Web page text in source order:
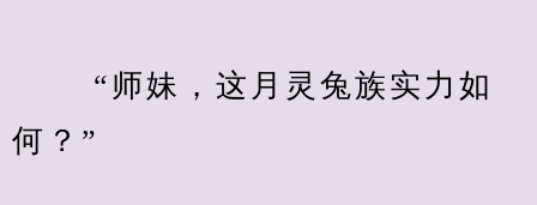
“师妹，这月灵兔族实力如
何？”